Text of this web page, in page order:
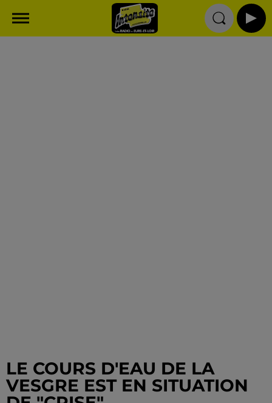
LE COURS D'EAU DE LA
VESGRE EST EN SITUATION